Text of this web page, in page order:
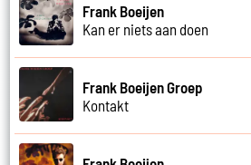
Frank Boeijen
Kan er niets aan doen
Frank Boeijen Groep
Kontakt